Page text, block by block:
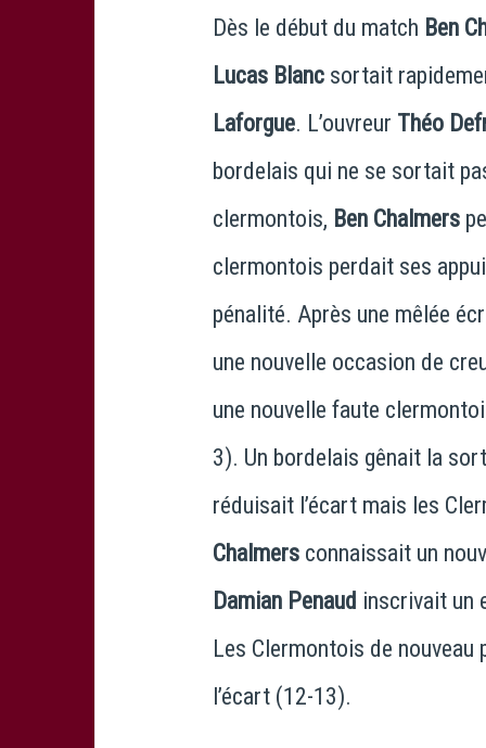
Dès le début du match Ben
Lucas Blanc sortait
Laforgue. L’ouvreur Théo
bordelais qui ne se sortait
clermontois, Ben Chalmers
clermontois perdait ses
pénalité. Après une mêlée
une nouvelle occasion de
une nouvelle faute
3). Un bordelais gênait la
réduisait l’écart mais les
Chalmers connaissait un
Damian Penaud inscrivait un
Les Clermontois de nouveau
l’écart (12-13).